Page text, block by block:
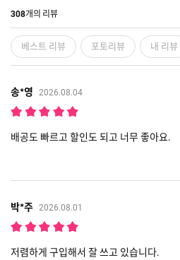
308개의 리뷰
베스트 리뷰 포토리뷰 내 리뷰
송*영 2026.08.04
배공도 빠르고 할인도 되고 너무 좋아요.
박*주 2026.08.01
저렴하게 구입해서 잘 쓰고 있습니다.